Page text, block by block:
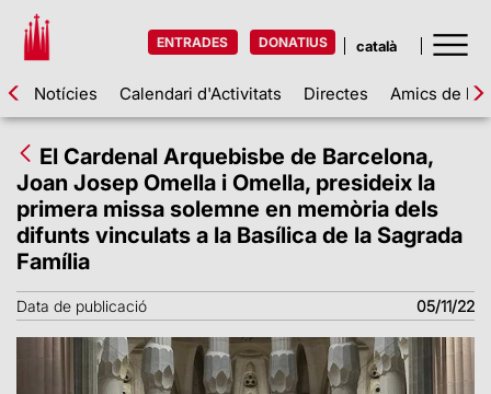
ENTRADES DONATIUS
Notícies Calendari d'Activitats Directes Amics de la
El Cardenal Arquebisbe de Barcelona,
Joan Josep Omella i Omella, presideix la
primera missa solemne en memòria dels
difunts vinculats a la Basílica de la Sagrada
Família
Data de publicació 05/11/22